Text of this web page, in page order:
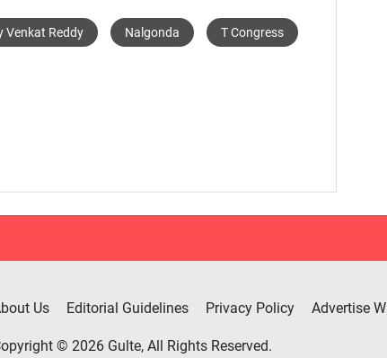
Venkat Reddy Nalgonda T Congress
Us Editorial Guidelines Privacy Policy Advertise
© 2026 Gulte, All Rights Reserved.